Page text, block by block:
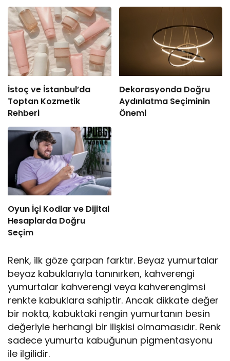
İstoç ve İstanbul’da
Toptan Kozmetik
Rehberi
Dekorasyonda Doğru
Aydınlatma Seçiminin
Önemi
Oyun İçi Kodlar ve Dijital
Hesaplarda Doğru
Seçim
Renk, ilk göze çarpan farktır. Beyaz yumurtalar
beyaz kabuklarıyla tanınırken, kahverengi
yumurtalar kahverengi veya kahverengimsi
renkte kabuklara sahiptir. Ancak dikkate değer
bir nokta, kabuktaki rengin yumurtanın besin
değeriyle herhangi bir ilişkisi olmamasıdır. Renk
sadece yumurta kabuğunun pigmentasyonu
ile ilgilidir.